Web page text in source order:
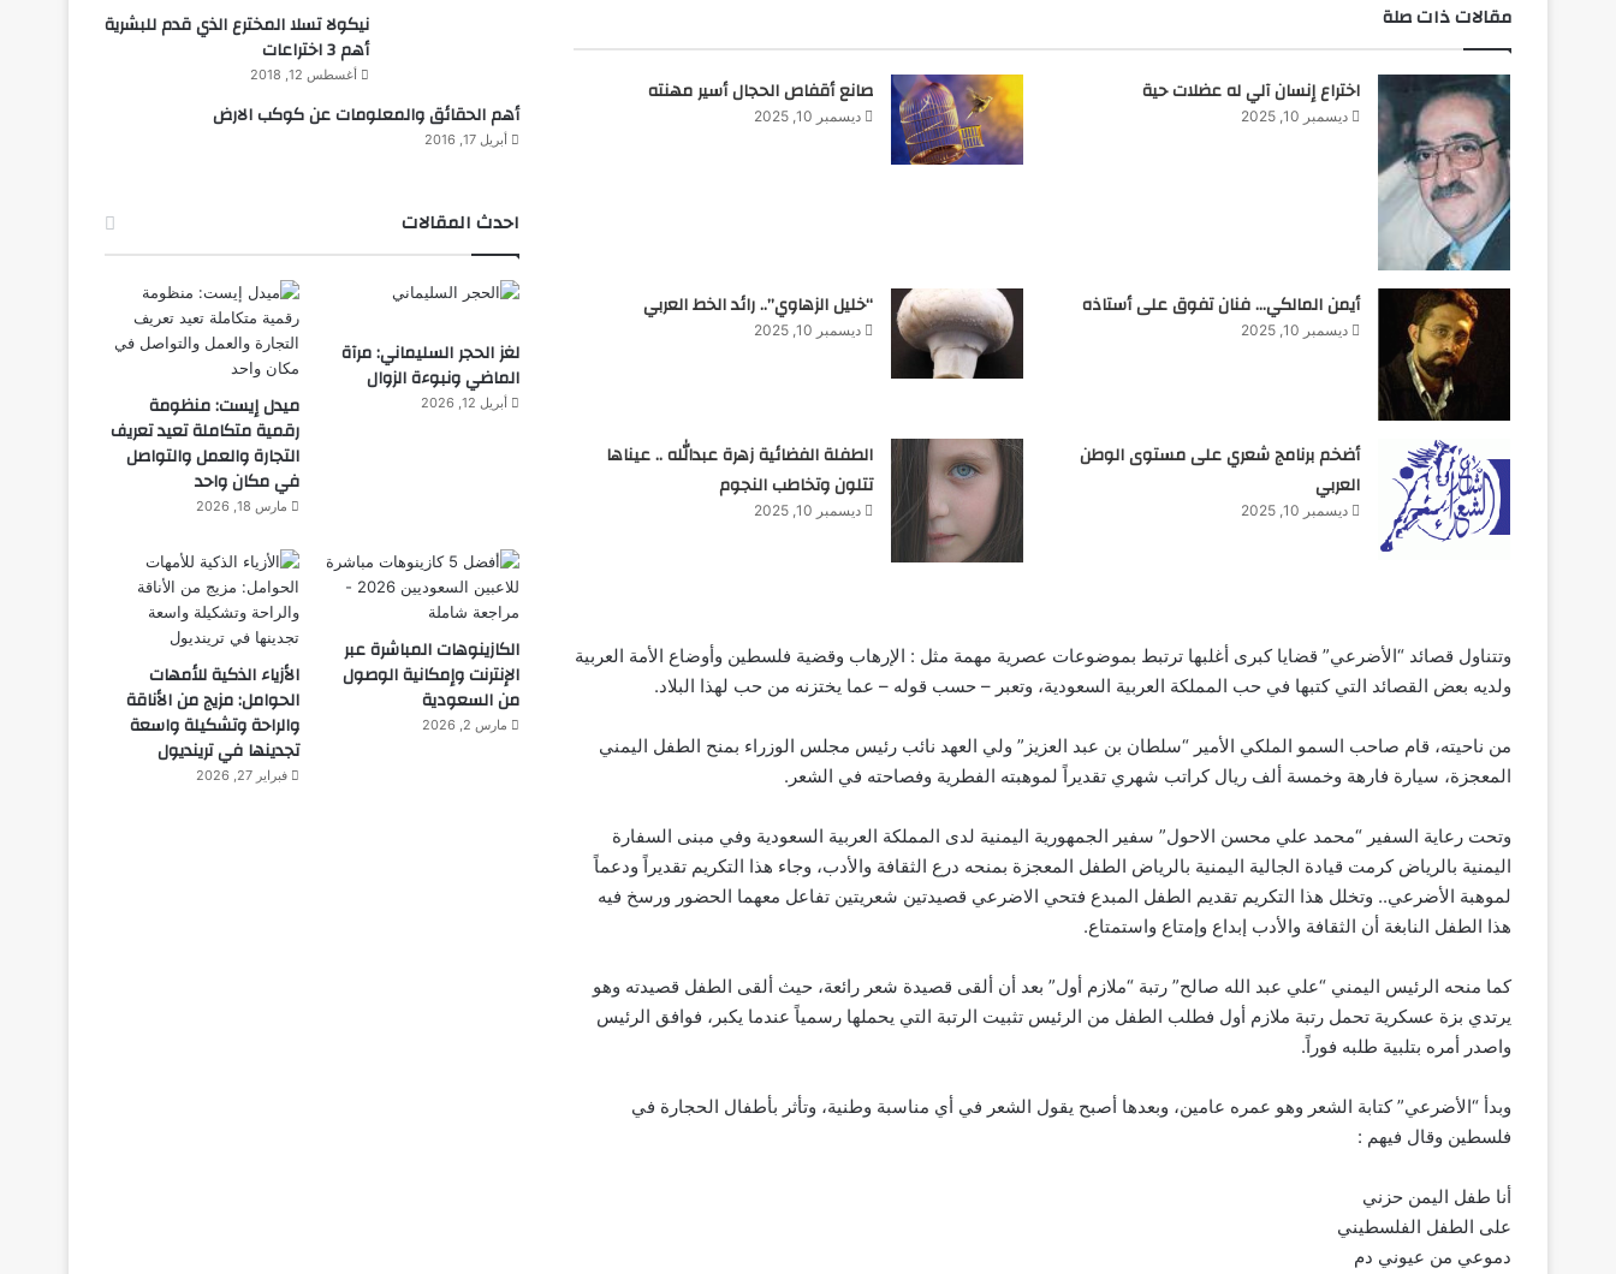
مقالات ذات صلة
اختراع إنسان آلي له عضلات حية
ديسمبر 10, 2025
صانع أقفاص الحجال أسير مهنته
ديسمبر 10, 2025
أيمن المالكي… فنان تفوق على أستاذه
ديسمبر 10, 2025
“خليل الزهاوي”.. رائد الخط العربي
ديسمبر 10, 2025
أضخم برنامج شعري على مستوى الوطن
العربي
ديسمبر 10, 2025
الطفلة الفضائية زهرة عبدالله .. عيناها
تتلون وتخاطب النجوم
ديسمبر 10, 2025
وتتناول قصائد “الأضرعي” قضايا كبرى أغلبها ترتبط بموضوعات عصرية مهمة مثل : الإرهاب وقضية فلسطين وأوضاع الأمة العربية
ولديه بعض القصائد التي كتبها في حب المملكة العربية السعودية، وتعبر – حسب قوله – عما يختزنه من حب لهذا البلاد.
من ناحيته، قام صاحب السمو الملكي الأمير “سلطان بن عبد العزيز” ولي العهد نائب رئيس مجلس الوزراء بمنح الطفل اليمني
المعجزة، سيارة فارهة وخمسة ألف ريال كراتب شهري تقديراً لموهبته الفطرية وفصاحته في الشعر.
وتحت رعاية السفير “محمد علي محسن الاحول” سفير الجمهورية اليمنية لدى المملكة العربية السعودية وفي مبنى السفارة
اليمنية بالرياض كرمت قيادة الجالية اليمنية بالرياض الطفل المعجزة بمنحه درع الثقافة والأدب، وجاء هذا التكريم تقديراً ودعماً
لموهبة الأضرعي.. وتخلل هذا التكريم تقديم الطفل المبدع فتحي الاضرعي قصيدتين شعريتين تفاعل معهما الحضور ورسخ فيه
هذا الطفل النابغة أن الثقافة والأدب إبداع وإمتاع واستمتاع.
كما منحه الرئيس اليمني “علي عبد الله صالح” رتبة “ملازم أول” بعد أن ألقى قصيدة شعر رائعة، حيث ألقى الطفل قصيدته وهو
يرتدي بزة عسكرية تحمل رتبة ملازم أول فطلب الطفل من الرئيس تثبيت الرتبة التي يحملها رسمياً عندما يكبر، فوافق الرئيس
واصدر أمره بتلبية طلبه فوراً.
وبدأ “الأضرعي” كتابة الشعر وهو عمره عامين، وبعدها أصبح يقول الشعر في أي مناسبة وطنية، وتأثر بأطفال الحجارة في
فلسطين وقال فيهم :
أنا طفل اليمن حزني
على الطفل الفلسطيني
دموعي من عيوني دم
نيكولا تسلا المخترع الذي قدم للبشرية
أهم 3 اختراعات
أغسطس 12, 2018
أهم الحقائق والمعلومات عن كوكب الارض
أبريل 17, 2016
احدث المقالات
لغز الحجر السليماني: مرآة
الماضي ونبوءة الزوال
أبريل 12, 2026
ميدل إيست: منظومة
رقمية متكاملة تعيد تعريف
التجارة والعمل والتواصل
في مكان واحد
مارس 18, 2026
الكازينوهات المباشرة عبر
الإنترنت وإمكانية الوصول
من السعودية
مارس 2, 2026
الأزياء الذكية للأمهات
الحوامل: مزيج من الأناقة
والراحة وتشكيلة واسعة
تجدينها في ترينديول
فبراير 27, 2026